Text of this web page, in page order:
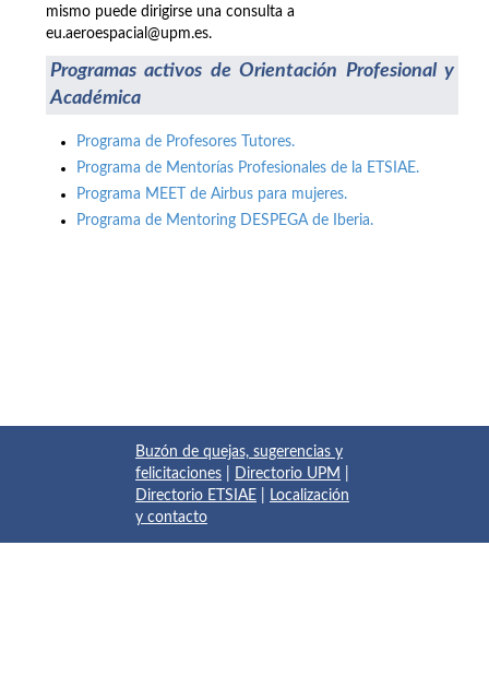
mismo puede dirigirse una consulta a
eu.aeroespacial@upm.es.
Programas activos de Orientación Profesional y
Académica
Programa de Profesores Tutores.
Programa de Mentorías Profesionales de la ETSIAE.
Programa MEET de Airbus para mujeres.
Programa de Mentoring DESPEGA de Iberia.
Buzón de quejas, sugerencias y
felicitaciones
Directorio UPM
Directorio ETSIAE
Localización
y contacto